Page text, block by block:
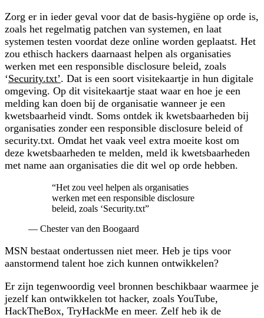
Zorg er in ieder geval voor dat de basis-hygiëne op orde is,
zoals het regelmatig patchen van systemen, en laat
systemen testen voordat deze online worden geplaatst. Het
zou ethisch hackers daarnaast helpen als organisaties
werken met een responsible disclosure beleid, zoals
‘Security.txt’. Dat is een soort visitekaartje in hun digitale
omgeving. Op dit visitekaartje staat waar en hoe je een
melding kan doen bij de organisatie wanneer je een
kwetsbaarheid vindt. Soms ontdek ik kwetsbaarheden bij
organisaties zonder een responsible disclosure beleid of
security.txt. Omdat het vaak veel extra moeite kost om
deze kwetsbaarheden te melden, meld ik kwetsbaarheden
met name aan organisaties die dit wel op orde hebben.
“Het zou veel helpen als organisaties
werken met een responsible disclosure
beleid, zoals ‘Security.txt”
— Chester van den Boogaard
MSN bestaat ondertussen niet meer. Heb je tips voor
aanstormend talent hoe zich kunnen ontwikkelen?
Er zijn tegenwoordig veel bronnen beschikbaar waarmee je
jezelf kan ontwikkelen tot hacker, zoals YouTube,
HackTheBox, TryHackMe en meer. Zelf heb ik de